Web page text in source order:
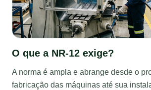
O que a NR-12 exige?
A norma é ampla e abrange desde o
fabricação das máquinas até sua